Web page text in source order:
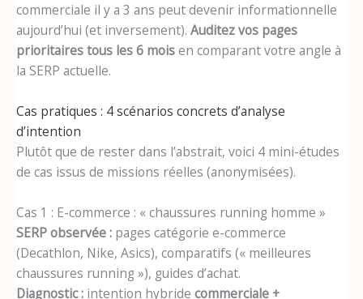
commerciale il y a 3 ans peut devenir informationnelle
aujourd’hui (et inversement). Auditez vos pages
prioritaires tous les 6 moisen comparant votre angle à
la SERP actuelle.
Cas pratiques : 4 scénarios concrets d’analyse
d’intention
Plutôt que de rester dans l’abstrait, voici 4 mini-études
de cas issus de missions réelles (anonymisées).
Cas 1 : E-commerce : « chaussures running homme »
SERP observée : pages catégorie e-commerce
(Decathlon, Nike, Asics), comparatifs (« meilleures
chaussures running »), guides d’achat.
Diagnostic : intention hybride commerciale +